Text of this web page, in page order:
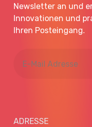
Newsletter an und
Innovationen und
Ihren Posteingang.
Mail
ADRESSE